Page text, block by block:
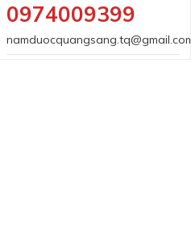
0974009399
namduocquangsang.tq@gmail.com